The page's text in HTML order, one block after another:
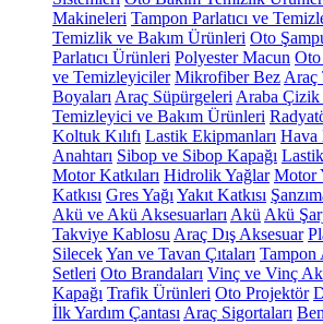
Makineleri Tampon Parlatıcı ve
Temizlik ve Bakım Ürünleri Oto
Parlatıcı Ürünleri Polyester Macun
ve Temizleyiciler Mikrofiber Bez Araç
Boyaları Araç Süpürgeleri Araba
Temizleyici ve Bakım Ürünleri
Koltuk Kılıfı Lastik Ekipmanları Hava
Anahtarı Sibop ve Sibop Kapağı
Motor Katkıları Hidrolik Yağlar Motor
Katkısı Gres Yağı Yakıt Katkısı
Akü ve Akü Aksesuarları Akü Akü
Takviye Kablosu Araç Dış Aksesuar
SilecekYan ve Tavan Çıtaları Tampon
Setleri Oto Brandaları Vinç ve Vinç
Kapağı Trafik Ürünleri Oto Projektör
İlk Yardım Çantası Araç Sigortaları